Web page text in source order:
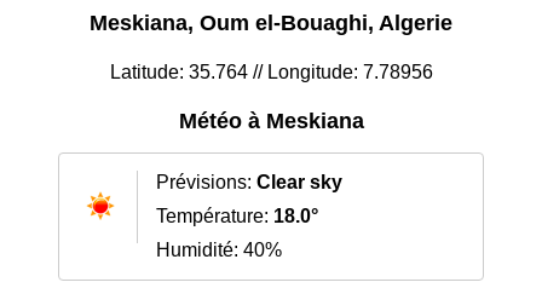
Meskiana, Oum el-Bouaghi, Algerie
Latitude: 35.764 // Longitude: 7.78956
Météo à Meskiana
Prévisions: Clear sky
Température: 18.0°
Humidité: 40%